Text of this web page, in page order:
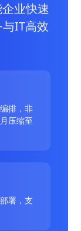
业快速
IT高效
排，非
压缩至
署，支